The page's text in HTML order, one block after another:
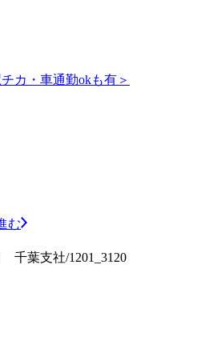
カ・車通勤okも有＞
む
千葉支社/1201_3120